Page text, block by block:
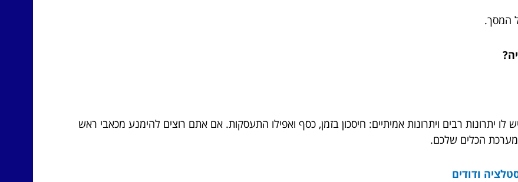
המסך.
יתרונות רבים ויתרונות אמיתיים: חיסכון בזמן, כסף ואפילו התעסקות. אם אתם רוצים להימנע מכאבי ראש
הכלים שלכם.
ודודים